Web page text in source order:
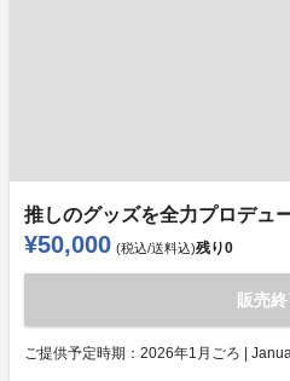
推しのグッズを全力プロデュ
¥50,000 (税込/送料込)残り0
販売終
ご提供予定時期： 2026年1月ごろ |